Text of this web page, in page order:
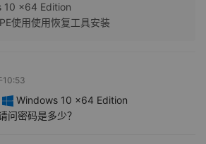
10 x64 Edition
使用使用恢复工具安装
10:53
Windows 10 x64 Edition
问密码是多少？